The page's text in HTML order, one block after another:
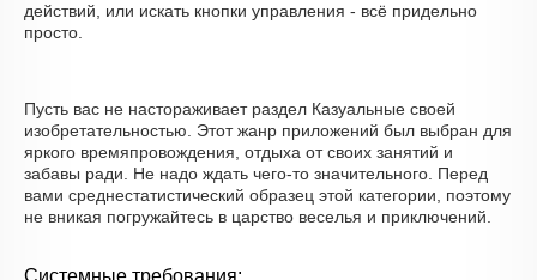
действий, или искать кнопки управления - всё придельно
просто.
Пусть вас не настораживает раздел Казуальные своей
изобретательностью. Этот жанр приложений был выбран для
яркого времяпровождения, отдыха от своих занятий и
забавы ради. Не надо ждать чего-то значительного. Перед
вами среднестатистический образец этой категории, поэтому
не вникая погружайтесь в царство веселья и приключений.
Системные требования: